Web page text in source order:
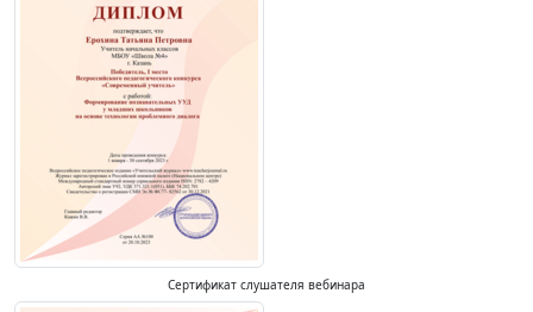
Сертификат слушателя вебинара